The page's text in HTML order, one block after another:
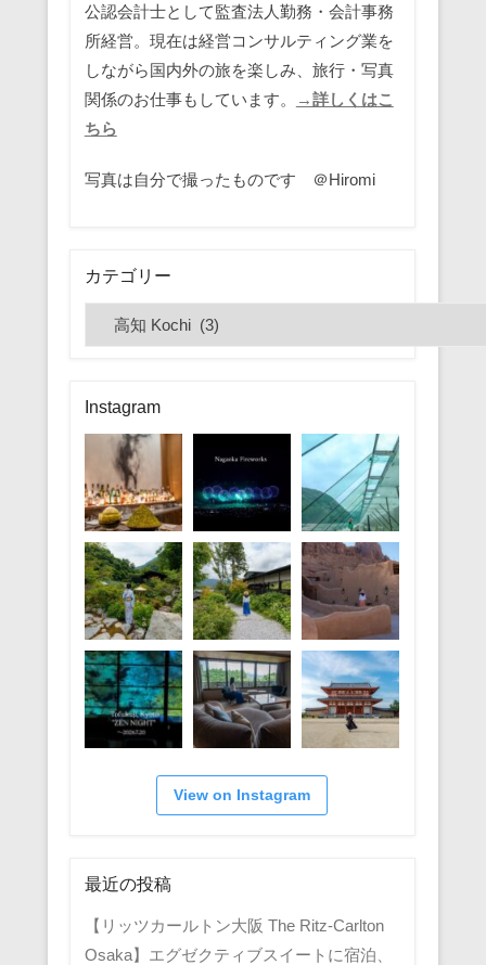
公認会計士として監査法人勤務・会計事務
所経営。現在は経営コンサルティング業を
しながら国内外の旅を楽しみ、旅行・写真
関係のお仕事もしています。
→詳しくはこ
ちら
写真は自分で撮ったものです ＠Hiromi
カテゴリー
テ
リ
ー
Instagram
View on Instagram
最近の投稿
【リッツカールトン大阪 The Ritz-Carlton
Osaka】エグゼクティブスイートに宿泊、